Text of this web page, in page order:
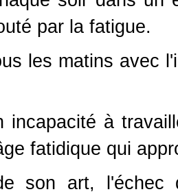
par la fatigue.
les matins avec
incapacité à
fatidique qui
son art,